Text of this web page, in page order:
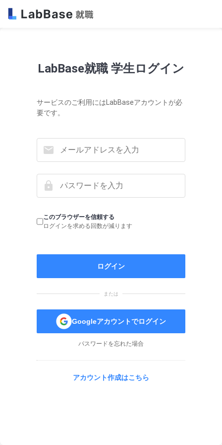
LabBase就職 学生ログイン
サービスのご利用にはLabBaseアカウントが必
要です。
このブラウザーを信頼する
ログインを求める回数が減ります
ログイン
または
Googleアカウントでログイン
パスワードを忘れた場合
アカウント作成はこちら